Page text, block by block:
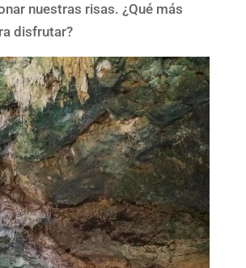
nuestras risas. ¿Qué más
disfrutar?